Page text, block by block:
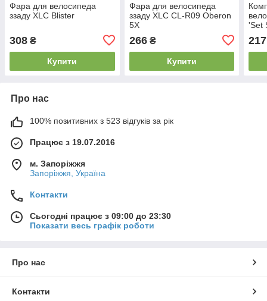
Фара для велосипеда
ззаду XLC Blister
308 ₴
Купити
Фара для велосипеда
ззаду XLC CL-R09 Oberon
5X
266₴
Купити
'Set
217
Про нас
100% позитивних з 523 відгуків за рік
Працює з 19.07.2016
м. Запоріжжя
Запоріжжя, Україна
Контакти
Сьогодні працює з 09:00 до 23:30
Показати весь графік роботи
Про нас
Контакти